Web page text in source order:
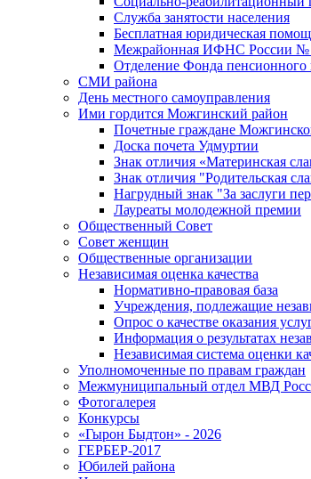
Служба занятости населения
Бесплатная юридическая
Межрайонная ИФНС России №
Отделение Фонда пенсионного
СМИ района
День местного самоуправления
Ими гордится Можгинский район
Почетные граждане
Доска почета Удмуртии
Знак отличия «Материнская
Знак отличия "Родительская
Нагрудный знак "За заслуги
Лауреаты молодежной премии
Общественный Совет
Совет женщин
Общественные организации
Независимая оценка качества
Нормативно-правовая база
Учреждения, подлежащие
Опрос о качестве оказания
Информация о результатах
Независимая система оценки
Уполномоченные по правам граждан
Межмуниципальный отдел МВД
Фотогалерея
Конкурсы
«Гырон Быдтон» - 2026
ГЕРБЕР-2017
Юбилей района